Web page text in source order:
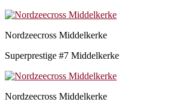
Nordzeecross Middelkerke
Superprestige #7 Middelkerke
Nordzeecross Middelkerke